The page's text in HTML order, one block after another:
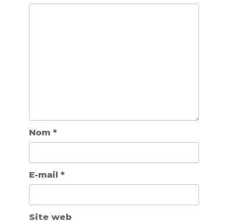
Nom *
E-mail *
Site web